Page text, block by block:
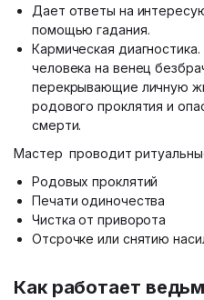
Дает ответы на
помощью гадания.
Кармическая
человека на венец
перекрывающие личную
родового проклятия и
смерти.
Мастер проводит
Родовых проклятий
Печати одиночества
Чистка от приворота
Отсрочке или снятию
Как работает